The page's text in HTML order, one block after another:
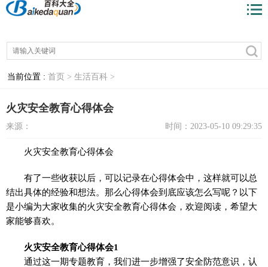
当前位置 : 首页 > 生活百科 >
火灾安全教育心得体会
来源： 时间：2023-05-10 09:29:35
火灾安全教育心得体会
有了一些收获以后，可以记录在心得体会中，这样就可以总
结出具体的经验和想法。那么心得体会到底应该怎么写呢？以下
是小编为大家收集的火灾安全教育心得体会，欢迎阅读，希望大
家能够喜欢。
火灾安全教育心得体会1
通过这一期专题教育，我们进一步增强了安全防范意识，认